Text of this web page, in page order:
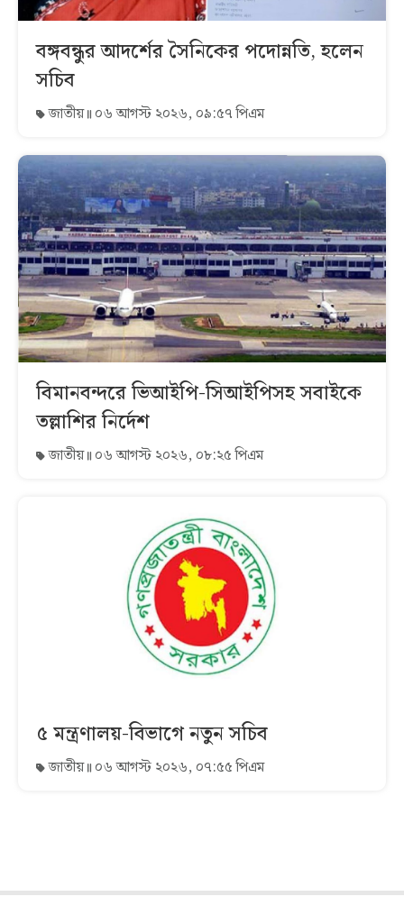
বঙ্গবন্ধুর আদর্শের সৈনিকের পদোন্নতি, হলেন
সচিব
জাতীয় ০৬ আগস্ট ২০২৬, ০৯:৫৭ পিএম
বিমানবন্দরে ভিআইপি-সিআইপিসহ সবাইকে
তল্লাশির নির্দেশ
জাতীয় ০৬ আগস্ট ২০২৬, ০৮:২৫ পিএম
৫ মন্ত্রণালয়-বিভাগে নতুন সচিব
জাতীয় ০৬ আগস্ট ২০২৬, ০৭:৫৫ পিএম